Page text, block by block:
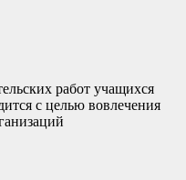
работ учащихся
с целью вовлечения